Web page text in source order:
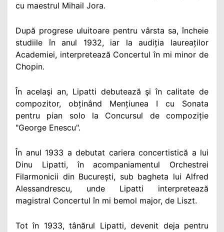
cu maestrul Mihail Jora.
După progrese uluitoare pentru vârsta sa, încheie
studiile în anul 1932, iar la audiția laureaților
Academiei, interpretează Concertul în mi minor de
Chopin.
În acelaşi an, Lipatti debutează şi în calitate de
compozitor, obținând Mențiunea I cu Sonata
pentru pian solo la Concursul de compoziție
"George Enescu".
În anul 1933 a debutat cariera concertistică a lui
Dinu Lipatti, în acompaniamentul Orchestrei
Filarmonicii din București, sub bagheta lui Alfred
Alessandrescu, unde Lipatti interpretează
magistral Concertul în mi bemol major, de Liszt.
Tot în 1933, tânărul Lipatti, devenit deja pentru